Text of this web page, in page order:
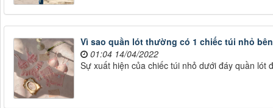
Vì sao quần lót thường có 1 chiếc túi nhỏ
01:04 14/04/2022
Sự xuất hiện của chiếc túi nhỏ dưới đáy quần lót